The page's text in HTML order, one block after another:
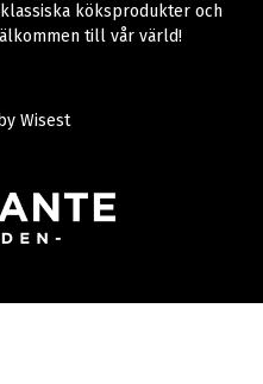
köksprodukter och
till vår värld!
Wisest